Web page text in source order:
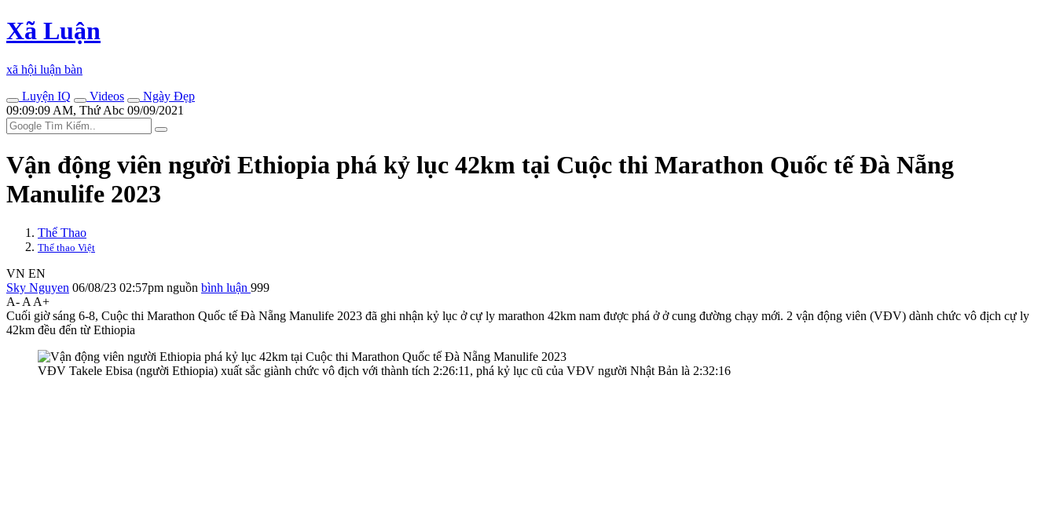
Xã Luận
xã hội luận bàn
Luyện IQ
Videos
Ngày Đẹp
09:09:09 AM, Thứ Abc 09/09/2021
Vận động viên người Ethiopia phá kỷ lục 42km tại Cuộc thi Marathon Quốc tế Đà Nẵng
Manulife 2023
Thể Thao
Thể thao Việt
VN EN
Sky Nguyen 06/08/23 02:57pm nguồn bình luận 999
A- A A+
Cuối giờ sáng 6-8, Cuộc thi Marathon Quốc tế Đà Nẵng Manulife 2023 đã ghi nhận kỷ lục ở cự ly marathon 42km nam được phá ở ở cung đường chạy mới. 2 vận động viên (VĐV) dành chức vô địch cự ly
42km đều đến từ Ethiopia
VĐV Takele Ebisa (người Ethiopia) xuất sắc giành chức vô địch với thành tích 2:26:11, phá kỷ lục cũ của VĐV người Nhật Bản là 2:32:16